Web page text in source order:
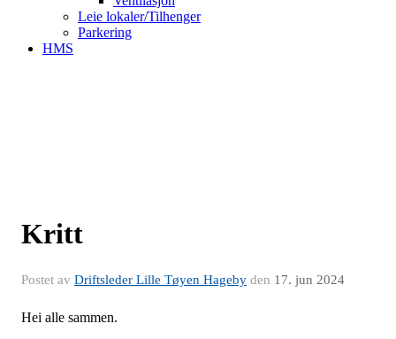
Leie lokaler/Tilhenger
Parkering
HMS
Kritt
Postet av Driftsleder Lille Tøyen Hageby den 17. jun 2024
Hei alle sammen.